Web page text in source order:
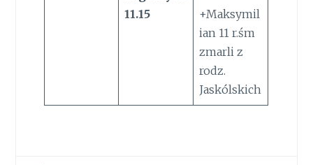
11.15
+Maksymil
ian 11 r.śm
zmarli z
rodz.
Jaskólskich